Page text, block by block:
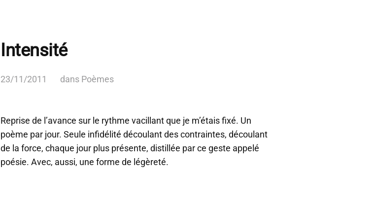
Intensité
23/11/2011 dans Poèmes
Reprise de l’avance sur le rythme vacillant que je m’étais fixé. Un
poème par jour. Seule infidélité découlant des contraintes, découlant
de la force, chaque jour plus présente, distillée par ce geste appelé
poésie. Avec, aussi, une forme de légèreté.